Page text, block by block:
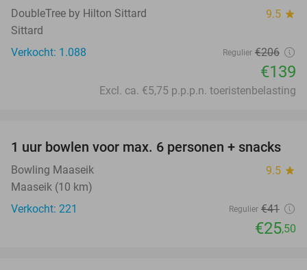
DoubleTree by Hilton Sittard 9.5 star
Sittard
Verkocht: 1.088
Regulier €206
€139
Excl. ca. €5,75 p.p.p.n. toeristenbelasting
38%
1 uur bowlen voor max. 6 personen + snacks
Bowling Maaseik 9.5 star
Maaseik (10 km)
Verkocht: 221
Regulier €41
€25,50